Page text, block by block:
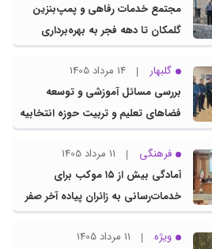
مجتمع خدمات رفاهی و پمپ‌بنزین
گلمکان تا دهه فجر به بهره‌برداری
می‌رسد
گلبهار
14 مرداد 1405
بررسی مسائل آموزشی و توسعه
فضاهای تعلیم و تربیت حوزه انتخابیه
در نشست مشترک عضو کمیسیون
آموزش مجلس با مدیرکل آموزش و
پرورش خراسان رضوی
فرهنگی
11 مرداد 1405
آمادگی بیش از ۱۵ موکب برای
خدمات‌رسانی به زائران پیاده آخر صفر
در شهرستان چناران
ویژه
11 مرداد 1405